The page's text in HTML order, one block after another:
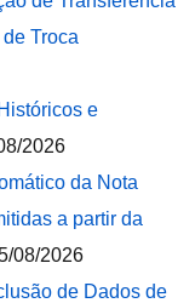
Troca
e
2026
da Nota
a partir da
08/2026
de Dados de